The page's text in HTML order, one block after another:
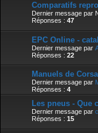
Comparatifs
Dernier message par
Réponses : 47
EPC Online -
Dernier message par
Réponses : 22
Manuels de
Dernier message par
Réponses : 4
Les pneus - Que
Dernier message par
Réponses : 15